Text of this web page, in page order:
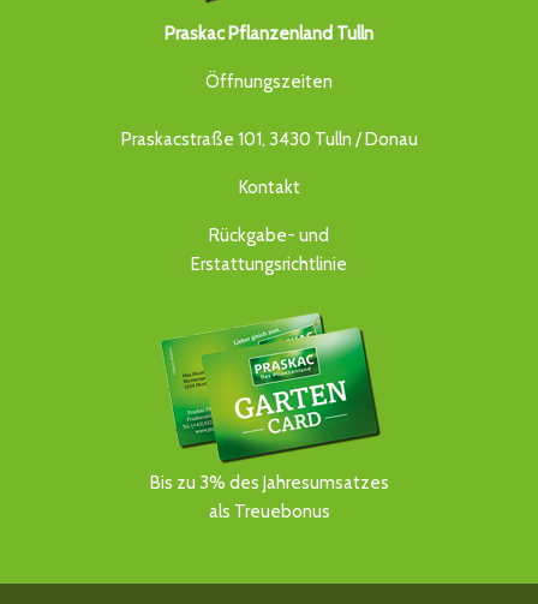
Praskac Pflanzenland Tulln
Öffnungszeiten
Praskacstraße 101, 3430 Tulln / Donau
Kontakt
Rückgabe- und
Erstattungsrichtlinie
Bis zu 3% des Jahresumsatzes
als Treuebonus